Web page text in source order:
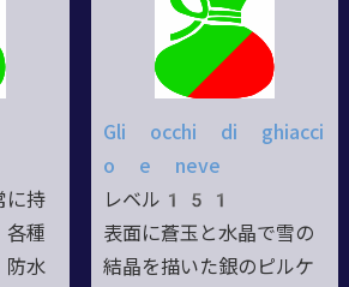
に持
各種
防水
Gli occhi di ghiacci
o e neve
レベル151
表面に蒼玉と水晶で雪の
結晶を描いた銀のピルケ